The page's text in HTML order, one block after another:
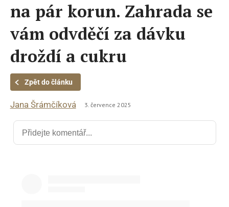
na pár korun. Zahrada se
vám odvděčí za dávku
droždí a cukru
Zpět do článku
Jana Šrámčíková 3. července 2025